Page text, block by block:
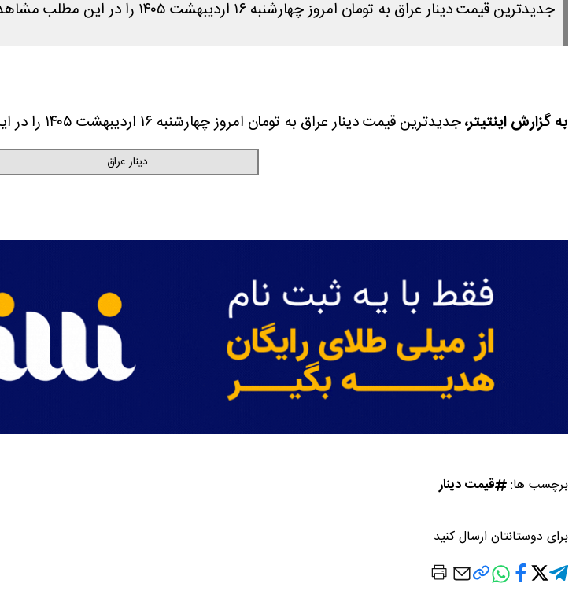
جدیدترین قیمت دینار عراق به تومان امروز چهارشنبه ۱۶ اردیبهشت ۱۴۰۵ را در این مطلب مشاهده می کنید.
به گزارش اینتیتر،جدیدترین قیمت دینار عراق به تومان امروز چهارشنبه ۱۶ اردیبهشت ۱۴۰۵ را در این مطلب مشاهده می کنید.
دینار عراق
برچسب ها: قیمت دینار
برای دوستانتان ارسال کنید